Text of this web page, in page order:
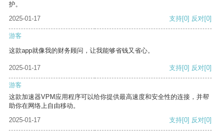
护。
2025-01-17
支持[0] 反对[0]
游客
这款app就像我的财务顾问，让我能够省钱又省心。
2025-01-17 支持[0] 反对[0]
游客
这款加速器VPM应用程序可以给你提供最高速度和安全性的连接，并帮
助你在网络上自由移动。
2025-01-17
支持[0] 反对[0]